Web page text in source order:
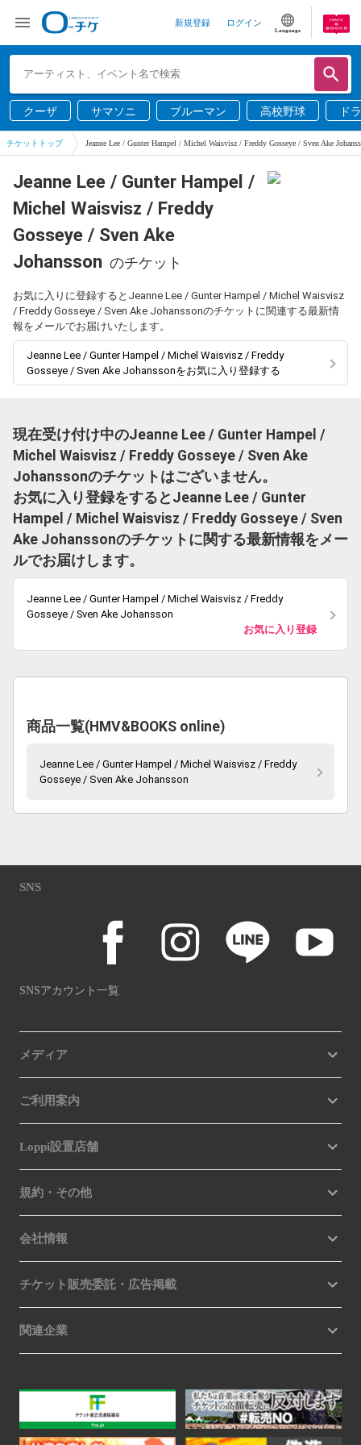
新規登録 ログイン
Language
クーザ サマソニ ブルーマン 高校野球 ド
チケットトップ Jeanne Lee / Gunter Hampel / Michel Waisvisz / Freddy Gosseye / Sven Ake
Jeanne Lee / Gunter Hampel /
Michel Waisvisz / Freddy
Gosseye / Sven Ake
Johansson のチケット
お気に入りに登録するとJeanne Lee / Gunter Hampel / Michel Waisvisz
/ Freddy Gosseye / Sven Ake Johanssonのチケットに関連する最新情
報をメールでお届けいたします。
Jeanne Lee / Gunter Hampel / Michel Waisvisz / Freddy
Gosseye / Sven Ake Johanssonをお気に入り登録する
現在受け付け中のJeanne Lee / Gunter Hampel /
Michel Waisvisz / Freddy Gosseye / Sven Ake
Johanssonのチケットはございません。
お気に入り登録をするとJeanne Lee / Gunter
Hampel / Michel Waisvisz / Freddy Gosseye / Sven
Ake Johanssonのチケットに関する最新情報をメー
ルでお届けします。
Jeanne Lee / Gunter Hampel / Michel Waisvisz / Freddy
Gosseye / Sven Ake Johansson
お気に入り登録
商品一覧(HMV&BOOKS online)
Jeanne Lee / Gunter Hampel / Michel Waisvisz / Freddy
Gosseye / Sven Ake Johansson
SNS
SNSアカウント一覧
メディア
ご利用案内
Loppi設置店舗
規約・その他
会社情報
チケット販売委託・広告掲載
関連企業